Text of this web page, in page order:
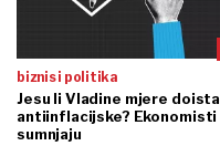
biznis i politika
Jesu li Vladine mjere doista
antiinflacijske? Ekonomisti
sumnjaju